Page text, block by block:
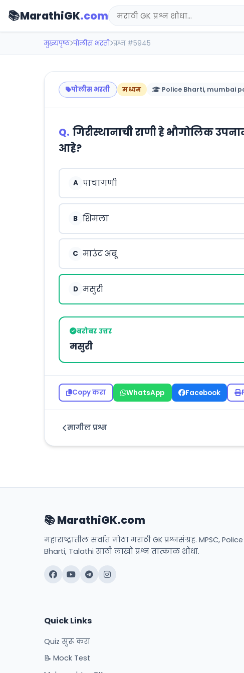
📚MarathiGK.com
मुख्यपृष्ठ पोलीस भरती प्रश्न #5945
पोलीस भरती मध्यम Police Bharti, mumbai
Q. गिरीस्थानाची राणी हे भौगोलिक
आहे?
A पाचागणी
B शिमला
C माउंट अबू
D मसुरी
बरोबर उत्तर
मसुरी
Copy करा WhatsApp Facebook
मागील प्रश्न
📚 MarathiGK.com
महाराष्ट्रातील सर्वात मोठा मराठी GK प्रश्नसंग्रह. MPSC, Police
Bharti, Talathi साठी लाखो प्रश्न तात्काळ शोधा.
Quick Links
Quiz सुरू करा
📝 Mock Test